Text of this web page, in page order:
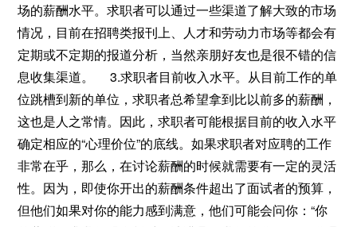
场的薪酬水平。求职者可以通过一些渠道了解大致的市场
情况，目前在招聘类报刊上、人才和劳动力市场等都会有
定期或不定期的报道分析，当然亲朋好友也是很不错的信
息收集渠道。 3.求职者目前收入水平。从目前工作的单
位跳槽到新的单位，求职者总希望拿到比以前多的薪酬，
这也是人之常情。因此，求职者可能根据目前的收入水平
确定相应的“心理价位”的底线。如果求职者对应聘的工作
非常在乎，那么，在讨论薪酬的时候就需要有一定的灵活
性。因为，即使你开出的薪酬条件超出了面试者的预算，
但他们如果对你的能力感到满意，他们可能会问你：“你